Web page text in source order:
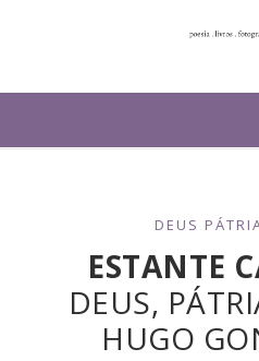
DEUS
ESTANTE
DEUS,
HUGO